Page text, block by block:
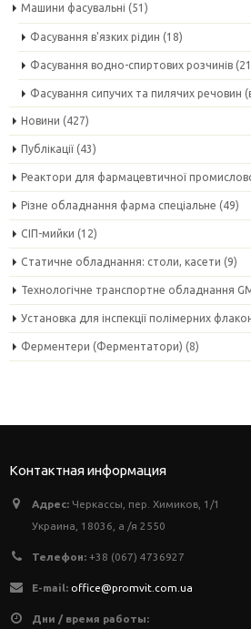
Машини фасувальні (51)
Фасування в'язких рідин (18)
Фасування водно-спиртових розчинів
Фасування сипучих та пилячих речовин
Новини (427)
Публікації (43)
Реактори для фармацевтичної
Різне обладнання фарма спеціальне (49)
СІП-мийки (12)
Статичне обладнання: столи, касети (9)
Технологічне транспортне обладнання
Установка для інспекції полімерних
Ферментери (Ферментатори) (8)
Контактная информация
Адрес: Черкассы, пер. Химиков, 1/1
Украина, 18036, а /я 2550
Телефон: +38 (067) 4736927
E-mail: office@promvit.com.ua
Дни / время работы: